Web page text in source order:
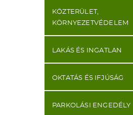
KÖZTERÜLET,
KÖRNYEZETVÉDELEM
LAKÁS ÉS INGATLAN
OKTATÁS ÉS IFJÚSÁG
PARKOLÁSI ENGEDÉLY